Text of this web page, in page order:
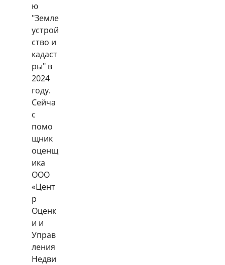
ю
"Земле
устрой
ство и
кадаст
ры" в
2024
году.
Сейча
с
помо
щник
оценщ
ика
ООО
«Цент
р
Оценк
и и
Управ
ления
Недви